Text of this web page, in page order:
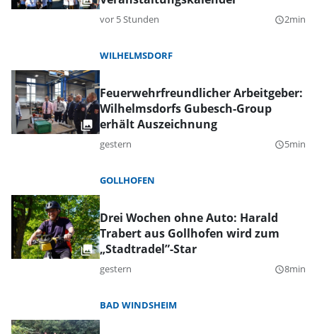
vor 5 Stunden query_builder2min
WILHELMSDORF
Feuerwehrfreundlicher Arbeitgeber:
Wilhelmsdorfs Gubesch-Group
erhält Auszeichnung
gestern query_builder5min
GOLLHOFEN
Drei Wochen ohne Auto: Harald
Trabert aus Gollhofen wird zum
„Stadtradel”-Star
gestern query_builder8min
BAD WINDSHEIM